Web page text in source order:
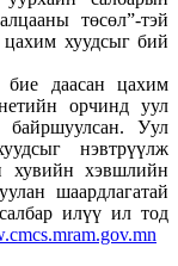
төсөл”-тэй
цахим хуудсыг бий
даасан цахим
орчинд уул
байршуулсан. Уул
нэвтрүүлж
хувийн хэвшлийн
шаардлагатай
илүү ил тод